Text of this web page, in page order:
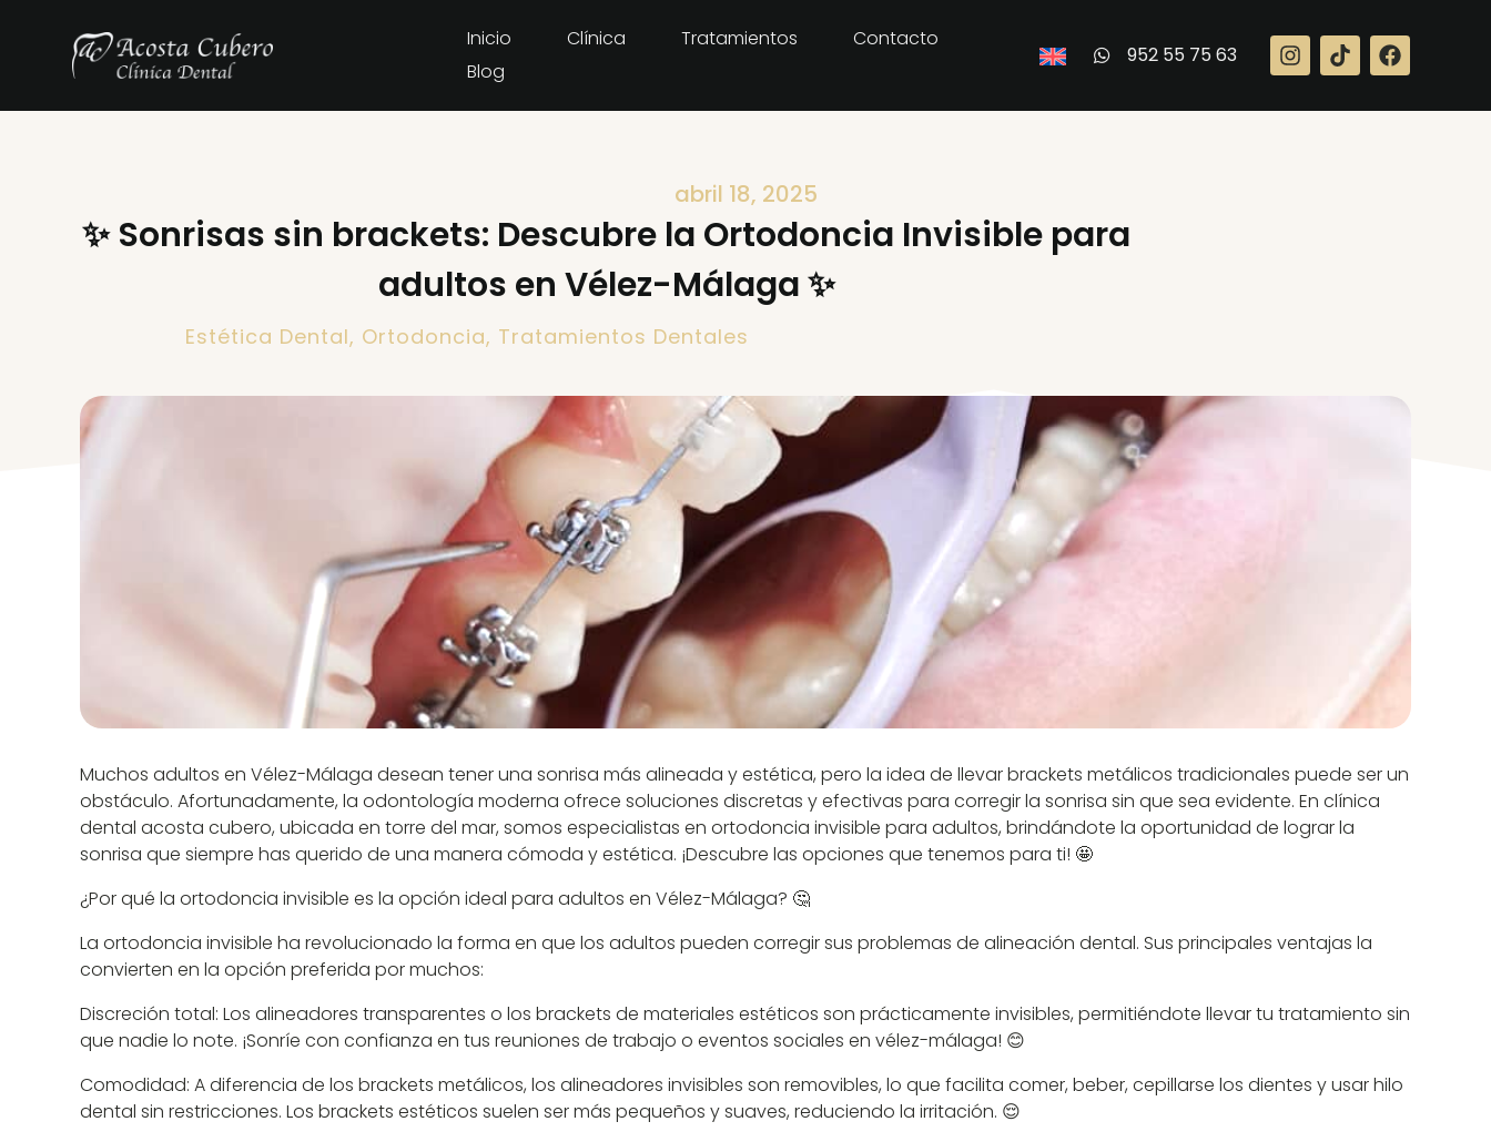
Inicio Clínica Tratamientos
Contacto
Blog
952 55 75 63
abril 18, 2025
✨ Sonrisas sin brackets: Descubre la Ortodoncia Invisible para
adultos en Vélez-Málaga ✨
Estética Dental, Ortodoncia, Tratamientos Dentales
Muchos adultos en Vélez-Málaga desean tener una sonrisa más alineada y estética, pero la idea de llevar brackets metálicos tradicionales puede ser un
obstáculo. Afortunadamente, la odontología moderna ofrece soluciones discretas y efectivas para corregir la sonrisa sin que sea evidente. En clínica
dental acosta cubero, ubicada en torre del mar, somos especialistas en ortodoncia invisible para adultos, brindándote la oportunidad de lograr la
sonrisa que siempre has querido de una manera cómoda y estética. ¡Descubre las opciones que tenemos para ti! 🤩
¿Por qué la ortodoncia invisible es la opción ideal para adultos en Vélez-Málaga? 🤔
La ortodoncia invisible ha revolucionado la forma en que los adultos pueden corregir sus problemas de alineación dental. Sus principales ventajas la
convierten en la opción preferida por muchos:
Discreción total: Los alineadores transparentes o los brackets de materiales estéticos son prácticamente invisibles, permitiéndote llevar tu tratamiento sin
que nadie lo note. ¡Sonríe con confianza en tus reuniones de trabajo o eventos sociales en vélez-málaga! 😊
Comodidad: A diferencia de los brackets metálicos, los alineadores invisibles son removibles, lo que facilita comer, beber, cepillarse los dientes y usar hilo
dental sin restricciones. Los brackets estéticos suelen ser más pequeños y suaves, reduciendo la irritación. 😌